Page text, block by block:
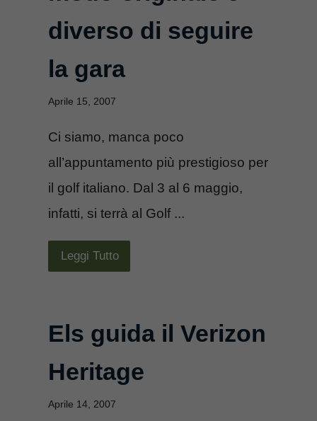
diverso di seguire
la gara
Aprile 15, 2007
Ci siamo, manca poco
all’appuntamento più prestigioso per
il golf italiano. Dal 3 al 6 maggio,
infatti, si terrà al Golf ...
Leggi Tutto
Els guida il Verizon
Heritage
Aprile 14, 2007